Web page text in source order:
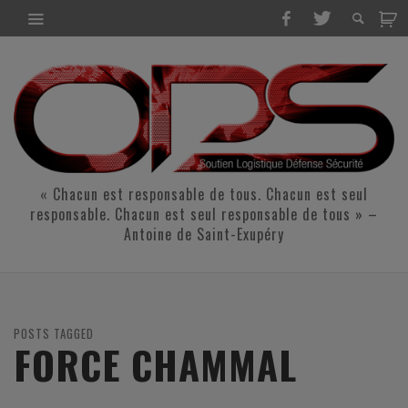
« Chacun est responsable de tous. Chacun est seul
responsable. Chacun est seul responsable de tous » –
Antoine de Saint-Exupéry
POSTS TAGGED
FORCE CHAMMAL